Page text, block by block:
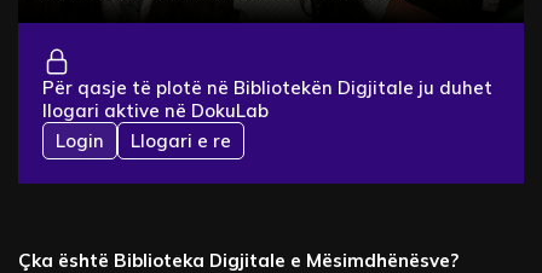
Për qasje të plotë në Bibliotekën Digjitale ju duhet
llogari aktive në DokuLab
Login
Llogari e re
Çka është Biblioteka Digjitale e Mësimdhënësve?